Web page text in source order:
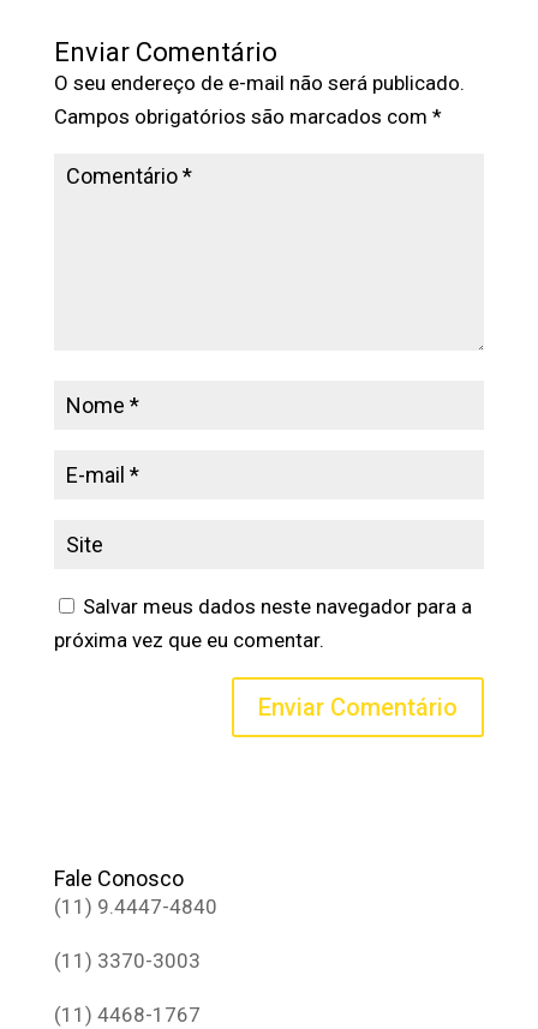
Enviar Comentário
O seu endereço de e-mail não será publicado.
Campos obrigatórios são marcados com *
Salvar meus dados neste navegador para a
próxima vez que eu comentar.
Fale Conosco
(11) 9.4447-4840
(11) 3370-3003
(11) 4468-1767